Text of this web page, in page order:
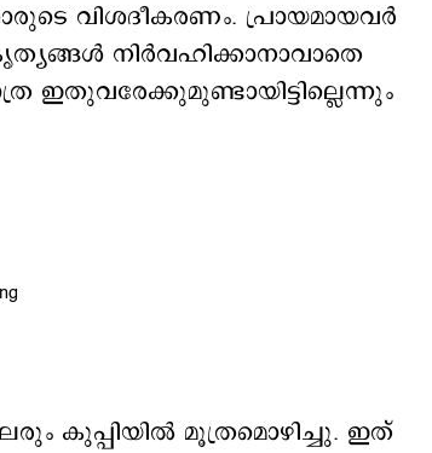
വിശദീകരണം. പ്രായമായവര്‍
നിര്‍വഹിക്കാനാവാതെ
ഇതുവരേക്കുമുണ്ടായിട്ടില്ലെന്നും
കുപ്പിയില്‍ മൂത്രമൊഴിച്ചു. ഇത്